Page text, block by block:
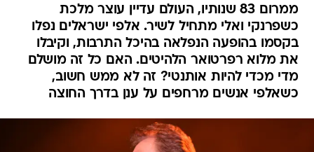
ממרום 83 שנותיו, העולם עדיין עוצר מלכת
כשפרנקי ואלי מתחיל לשיר. אלפי ישראלים נפלו
בקסמו בהופעה הנפלאה בהיכל התרבות, וקיבלו
את מלוא רפרטואר הלהיטים. האם כל זה מושלם
מדי מכדי להיות אותנטי? זה לא ממש חשוב,
כשאלפי אנשים מרחפים על ענן בדרך החוצה